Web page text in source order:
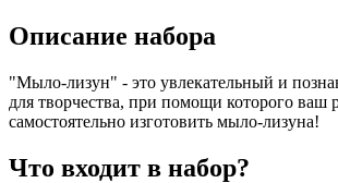
Описание набора
"Мыло-лизун" - это увлекательный и
для творчества, при помощи которого ваш
самостоятельно изготовить мыло-лизуна!
Что входит в набор?